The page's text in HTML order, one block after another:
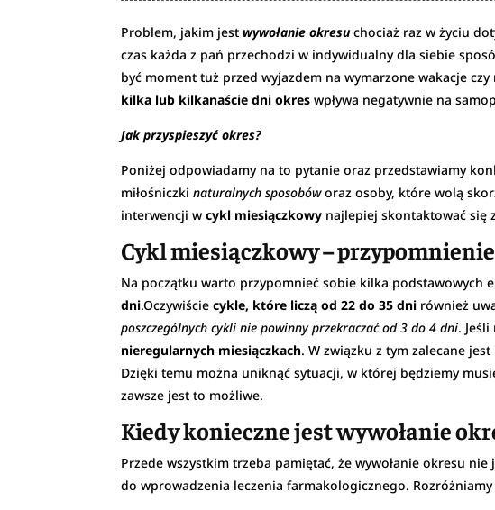
Problem, jakim jest wywołanie okresuchociaż raz w życiu
czas każda z pań przechodzi w indywidualny dla siebie
być moment tuż przed wyjazdem na wymarzone wakacje
kilka lub kilkanaście dni okres wpływa negatywnie na
Jak przyspieszyć okres?
Poniżej odpowiadamy na to pytanie oraz przedstawiamy
miłośniczkinaturalnych sposobóworaz osoby, które wolą
interwencji wcykl miesiączkowy najlepiej skontaktować się
Cykl miesiączkowy –
Na początku warto przypomnieć sobie kilka podstawowych
dni.Oczywiście cykle, które liczą od 22 do 35 dni również
poszczególnych cykli nie powinny przekraczać od 3 do 4 dni.
nieregularnych miesiączkach. W związku z tym zalecane
Dzięki temu można uniknąć sytuacji, w której będziemy
zawsze jest to możliwe.
Kiedy konieczne jest wywołanie
Przede wszystkim trzeba pamiętać, że wywołanie okresu
do wprowadzenia leczenia farmakologicznego.